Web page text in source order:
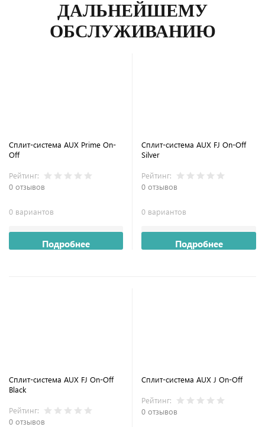
ДАЛЬНЕЙШЕМУ
ОБСЛУЖИВАНИЮ
Сплит-система AUX Prime On-
Off
Рейтинг:
0 отзывов
0 вариантов
Подробнее
Сплит-система AUX FJ On-Off
Silver
Рейтинг:
0 отзывов
0 вариантов
Подробнее
Сплит-система AUX FJ On-Off
Black
Рейтинг:
0 отзывов
Сплит-система AUX J On-Off
Рейтинг:
0 отзывов